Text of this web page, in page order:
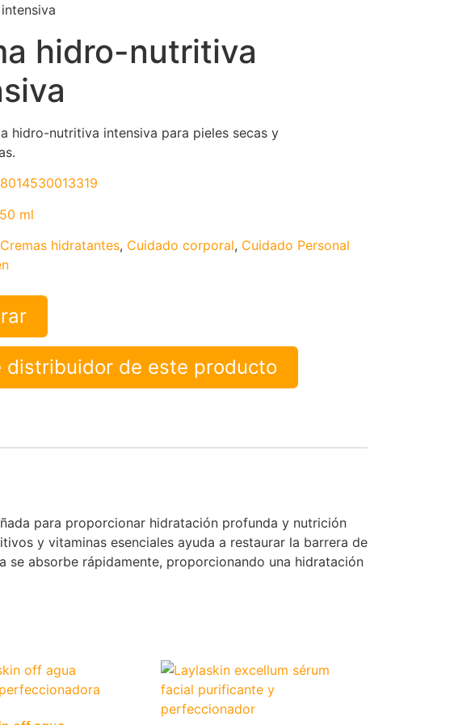
hidro-nutritiva
hidro-nutritiva intensiva para pieles secas y
8014530013319
50 ml
Cremas hidratantes, Cuidado corporal, Cuidado Personal
distribuidor de este producto
para proporcionar hidratación profunda y nutrición
y vitaminas esenciales ayuda a restaurar la barrera de
se absorbe rápidamente, proporcionando una hidratación